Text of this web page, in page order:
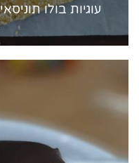
עוגיות בולו